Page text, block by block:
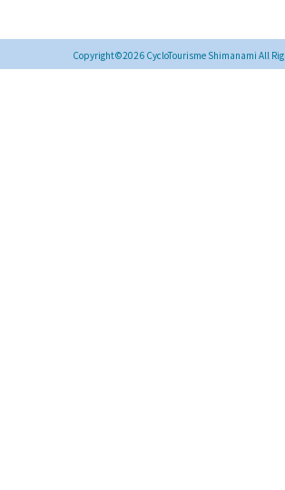
Copyright©2026 CycloTourisme Shimanami All